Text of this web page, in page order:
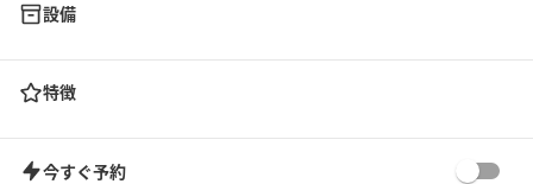
設備
特徴
今すぐ予約